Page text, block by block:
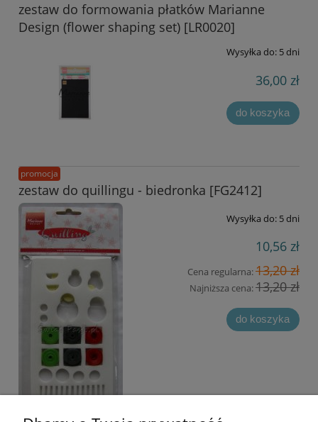
zestaw do formowania płatków Marianne
Design (flower shaping set) [LR0020]
Wysyłka do: 5 dni
36,00 zł
do koszyka
zestaw do quillingu - biedronka [FG2412]
Wysyłka do: 5 dni
10,56 zł
Cena regularna:13,20 zł
Najniższa cena:13,20 zł
do koszyka
promocja